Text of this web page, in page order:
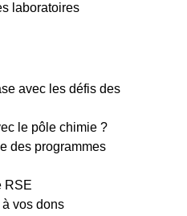
laboratoires
avec les défis des
le pôle chimie ?
des programmes
RSE
vos dons